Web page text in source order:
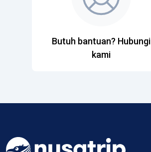
Butuh bantuan? Hubungi
kami